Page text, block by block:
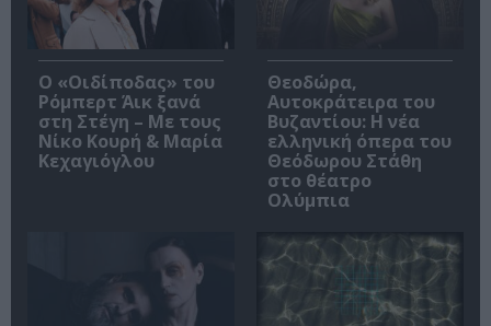
O «Οιδίποδας» του
Ρόμπερτ Άικ ξανά
στη Στέγη – Με τους
Νίκο Κουρή & Μαρία
Κεχαγιόγλου
Θεοδώρα,
Αυτοκράτειρα του
Βυζαντίου: Η νέα
ελληνική όπερα του
Θεόδωρου Στάθη
στο θέατρο
Ολύμπια